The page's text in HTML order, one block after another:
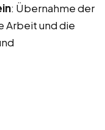
: Übernahme der
Arbeit und die